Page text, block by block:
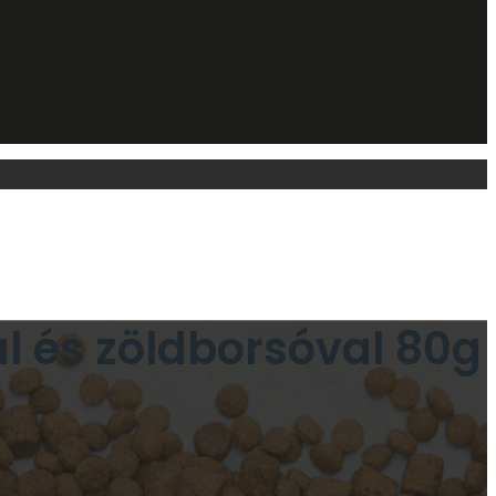
és zöldborsóval 80g